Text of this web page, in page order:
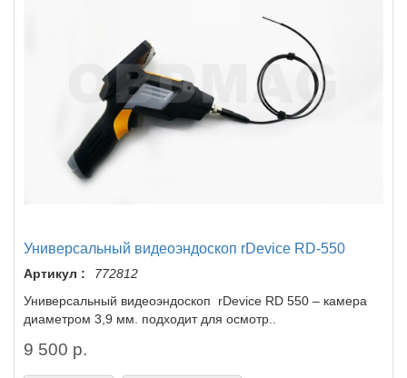
Универсальный видеоэндоскоп rDevice RD-550
Артикул :
772812
Универсальный видеоэндоскоп rDevice RD 550 – камера
диаметром 3,9 мм. подходит для осмотр..
9 500 р.